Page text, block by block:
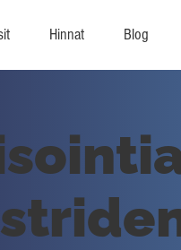
Hinnat Blog